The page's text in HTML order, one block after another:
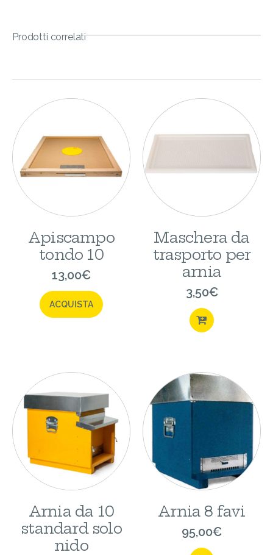
Prodotti correlati
Apiscampo
tondo 10
13,00€
ACQUISTA
Maschera da
trasporto per
arnia
3,50€
Arnia da 10
standard solo
nido
Arnia 8 favi
95,00€